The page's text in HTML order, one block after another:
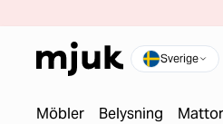
Sverige
Möbler Belysning Mattor